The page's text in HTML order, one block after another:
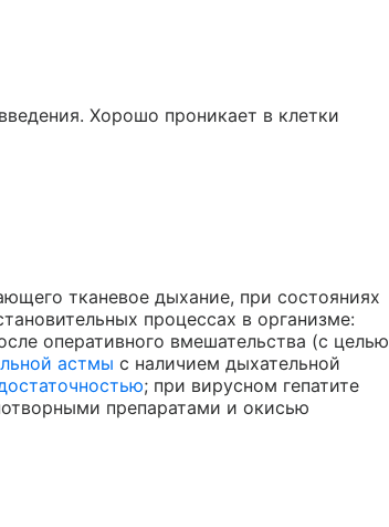
Хорошо проникает в клетки
тканевое дыхание, при состояниях
процессах в организме:
оперативного вмешательства (с целью
астмы с наличием дыхательной
; при вирусном гепатите
препаратами и окисью